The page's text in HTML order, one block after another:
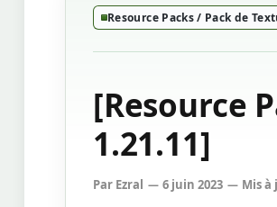
Resource Packs / Pack de
[Resource
1.21.11]
Par Ezral 6 juin 2023 Mis à